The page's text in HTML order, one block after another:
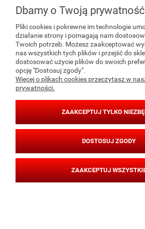
PŁATNOŚCI I
INFORMACJE
O NAS
SKLEP INTERNETOWY
Dbamy o Twoją prywatność
Pliki cookies i pokrewne im technologie
działanie strony i pomagają nam
Twoich potrzeb. Możesz zaakceptować
nas wszystkich tych plików i przejść do
dostosować użycie plików do swoich
opcję "Dostosuj zgody".
Więcej o plikach cookies przeczytasz w
prywatności.
ZAAKCEPTUJ TYLKO
DOSTOSUJ ZGODY
ZAAKCEPTUJ